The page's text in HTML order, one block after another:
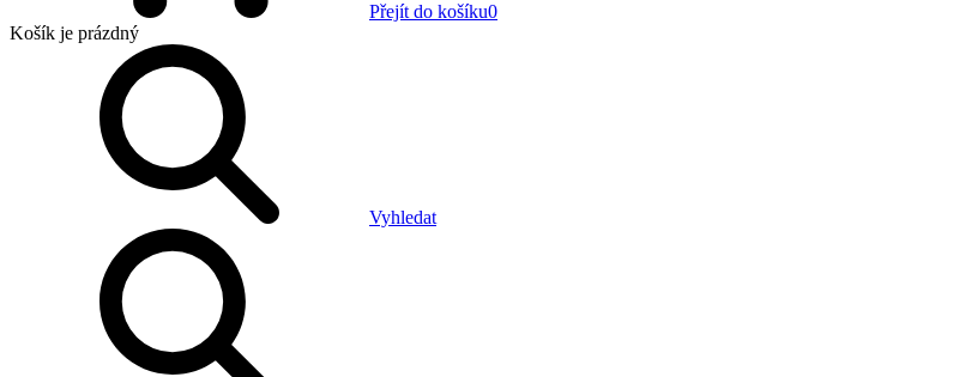
Přejít do košíku0
Košík je prázdný
Vyhledat